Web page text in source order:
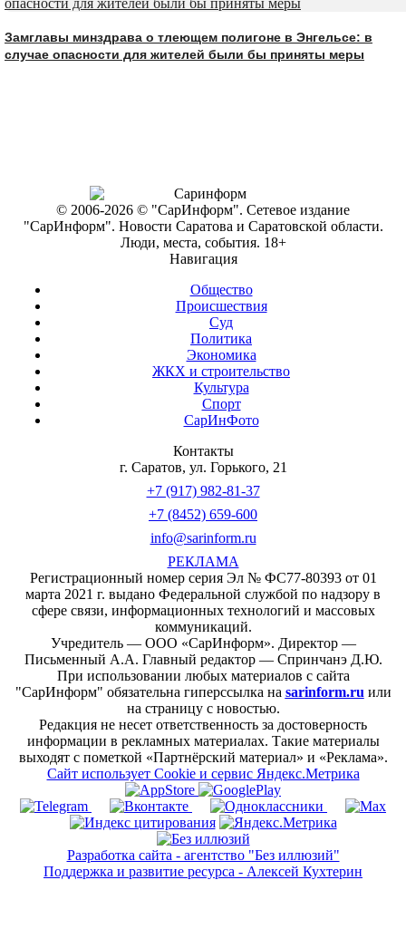
Замглавы минздрава о тлеющем полигоне в Энгельсе: в
случае опасности для жителей были бы приняты меры
© 2006-2026 © "СарИнформ". Сетевое издание
"СарИнформ". Новости Саратова и Саратовской области.
Люди, места, события. 18+
Навигация
Общество
Происшествия
Суд
Политика
Экономика
ЖКХ и строительство
Культура
Спорт
СарИнФото
Контакты
г. Саратов, ул. Горького, 21
+7 (917) 982-81-37
+7 (8452) 659-600
info@sarinform.ru
РЕКЛАМА
Регистрационный номер серия Эл № ФС77-80393 от 01
марта 2021 г. выдано Федеральной службой по надзору в
сфере связи, информационных технологий и массовых
коммуникаций.
Учредитель — ООО «СарИнформ». Директор —
Письменный А.А. Главный редактор — Спринчанэ Д.Ю.
При использовании любых материалов с сайта
"СарИнформ" обязательна гиперссылка на sarinform.ru или
на страницу с новостью.
Редакция не несет ответственность за достоверность
информации в рекламных материалах. Такие материалы
выходят с пометкой «Партнёрский материал» и «Реклама».
Сайт использует Cookie и сервиc Яндекс.Метрика
Разработка сайта - агентство "Без иллюзий"
Поддержка и развитие ресурса - Алексей Кухтерин